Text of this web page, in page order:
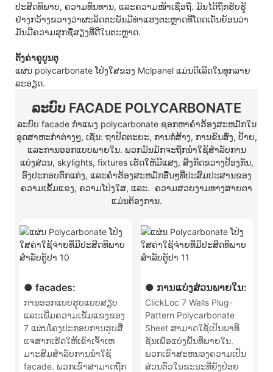
ປະສິດທິພາບ, ຄວາມທົນທານ, ແລະຄວາມໜ້າເຊື່ອຖື. ມັນໄດ້ຖືກຮັບຮູ້
ຢ່າງກວ້າງຂວາງວ່າຜະລິດຕະພັນມີທ່າແຮງຕະຫຼາດທີ່ໂດດເດັ່ນຍ້ອນວ່າ
ມັນມີຄວາມສຸກຊື່ສຽງທີ່ດີໃນຕະຫຼາດ.
ຕັ້ງຄ່າຄູບູນຕຸ
ແຜ່ນ polycarbonate ໂປ່ງໃສຂອງ Mclpanel ແມ່ນດີເລີດໃນທຸກລາຍ
ລະອຽດ.
ລະບົບ FACADE POLYCARBONATE
ລະບົບ facade ກໍາແພງ polycarbonate ຊອກຫາຄໍາຮ້ອງສະຫມັກໃນ
ອຸດສາຫະກໍາຕ່າງໆ, ເຊັ່ນ: ຖາປັດຕະຍະ, ການກໍ່ສ້າງ, ການຂົນສົ່ງ, ປ້າຍ,
ແລະການອອກແບບພາຍໃນ. ພວກມັນມັກຈະຖືກນໍາໃຊ້ສໍາລັບການ
ແບ່ງສ່ວນ, skylights, fixtures ເຮັດໃຫ້ມີແສງ, ສິ່ງກີດຂວາງປ້ອງກັນ,
ອົງປະກອບຕົກແຕ່ງ, ແລະຄໍາຮ້ອງສະຫມັກອື່ນໆທີ່ປະສົມປະສານຂອງ
ຄວາມເຂັ້ມແຂງ, ຄວາມໂປ່ງໃສ, ແລະ. ຄວາມສວຍງາມທາງສາຍຕາ
ແມ່ນຕ້ອງການ.
● facades:
ການ​ອອກ​ແບບ​ຮູບ​ແບບ​ສຽບ​
ແລະ​ເພີ່ມ​ຄວາມ​ເຂັ້ມ​ແຂງ​ຂອງ
7 ແຜ່ນ​ໂຄງ​ປະ​ກອບ​ການ​ຮູບ​ສີ່​
ແຈ​ສາກ​ເຮັດ​ໃຫ້​ເຂົາ​ເຈົ້າ​ເຫ
ມາະ​ສົມ​ສໍາ​ລັບ​ການ​ນໍາ​ໃຊ້
facade​. ພວກເຂົາສາມາດຖືກ
● ການແບ່ງສ່ວນພາຍໃນ:
ClickLoc 7 Walls Plug-
Pattern Polycarbonate
Sheet ສາມາດໃຊ້ເປັນພາທິ
ຊັນເພື່ອແບ່ງພື້ນທີ່ພາຍໃນ.
ພວກເຂົາສະຫນອງຄວາມເປັນ
ສ່ວນຕົວໃນຂະນະທີ່ຍັງປ່ອຍ